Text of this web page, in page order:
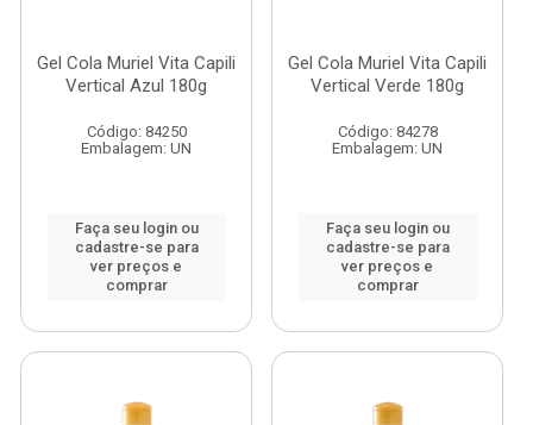
Gel Cola Muriel Vita Capili
Vertical Azul 180g
Código: 84250
Embalagem: UN
Faça seu login ou
cadastre-se para
ver preços e
comprar
Gel Cola Muriel Vita Capili
Vertical Verde 180g
Código: 84278
Embalagem: UN
Faça seu login ou
cadastre-se para
ver preços e
comprar